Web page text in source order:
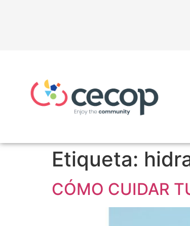
Etiqueta:
CÓMO CUIDAR